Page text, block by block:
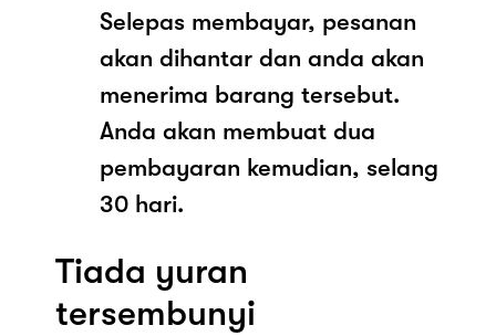
Selepas membayar, pesanan
akan dihantar dan anda akan
menerima barang tersebut.
Anda akan membuat dua
pembayaran kemudian, selang
30 hari.
Tiada yuran
tersembunyi